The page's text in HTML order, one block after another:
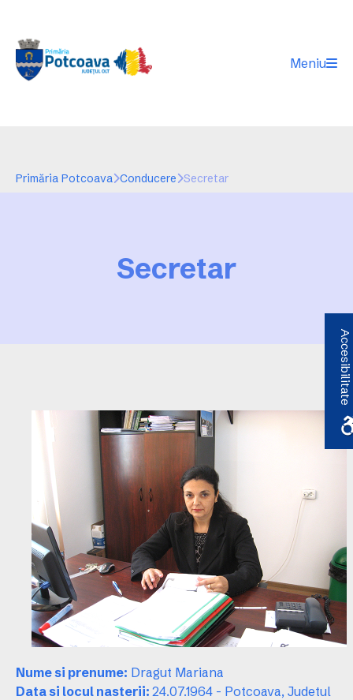
Meniu
Primăria Potcoava Conducere Secretar
Secretar
Nume si prenume: Dragut Mariana
Data si locul nasterii: 24.07.1964 - Potcoava, Judetul
Accesibilitate